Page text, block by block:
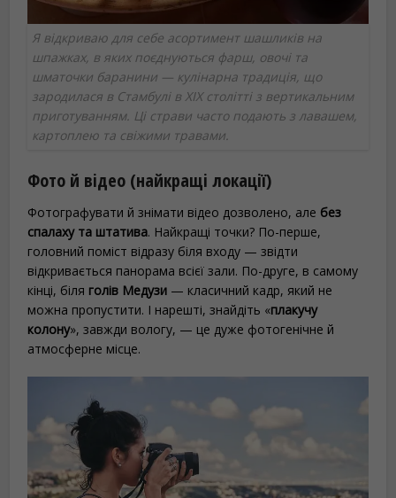
Я відкриваю для себе асортимент шашликів на
шпажках, в яких поєднуються фарш, овочі та
шматочки баранини — кулінарна традиція, що
зародилася в Стамбулі в XIX столітті з вертикальним
приготуванням. Ці страви часто подають з лавашем,
картоплею та свіжими травами.
Фото й відео (найкращі локації)
Фотографувати й знімати відео дозволено, але без
спалаху та штатива. Найкращі точки? По-перше,
головний поміст відразу біля входу — звідти
відкривається панорама всієї зали. По-друге, в самому
кінці, біля голів Медузи — класичний кадр, який не
можна пропустити. І нарешті, знайдіть «плакучу
колону», завжди вологу, — це дуже фотогенічне й
атмосферне місце.